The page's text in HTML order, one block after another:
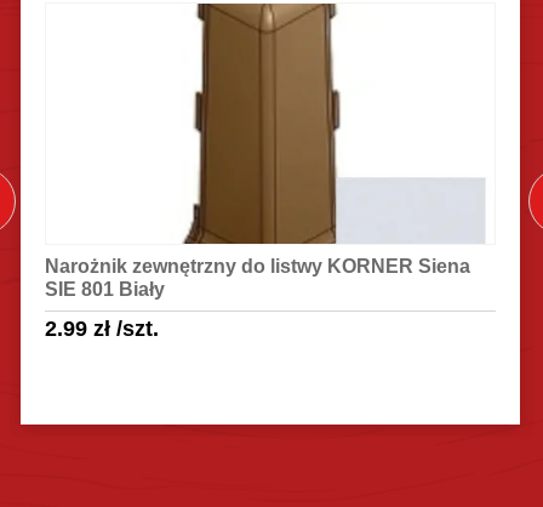
Narożnik zewnętrzny do listwy KORNER Siena
SIE 801 Biały
2.99 zł/szt.